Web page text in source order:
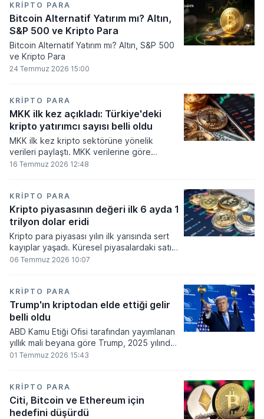
KRIPTO PARA
Bitcoin Alternatif Yatırım mı? Altın,
S&P 500 ve Kripto Para
Bitcoin Alternatif Yatırım mı? Altın, S&P 500
ve Kripto Para
24 Temmuz 2026 15:00
KRIPTO PARA
MKK ilk kez açıkladı: Türkiye'deki
kripto yatırımcı sayısı belli oldu
MKK ilk kez kripto sektörüne yönelik
verileri paylaştı. MKK verilerine göre
platformlarda bugüne kadar 5,6 milyon
olarak belirlendi.
16 Temmuz 2026 12:48
KRIPTO PARA
Kripto piyasasının değeri ilk 6 ayda 1
trilyon dolar eridi
Kripto para piyasası yılın ilk yarısında sert
kayıplar yaşadı. Küresel piyasalardaki satış
baskısı ve artan faiz baskısının etkisiyle
06 Temmuz 2026 10:07
KRIPTO PARA
Trump'ın kriptodan elde ettiği gelir
belli oldu
ABD Kamu Etiği Ofisi tarafından yayımlanan
yıllık mali beyana göre Trump, 2025 yılında
kripto para ve memecoin faaliyetlerinden
01 Temmuz 2026 15:43
KRIPTO PARA
Citi, Bitcoin ve Ethereum için
hedefini düşürdü